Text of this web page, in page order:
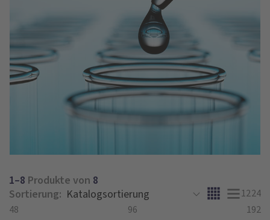
1–8 Produkte von 8
Sortierung:
1224
48
96 192